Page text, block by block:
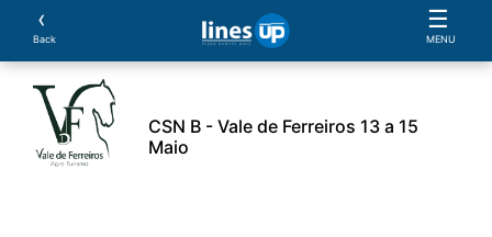
‹
Back
☰
MENU
CSN B - Vale de Ferreiros 13 a 15
Maio